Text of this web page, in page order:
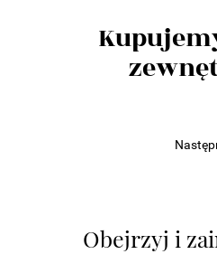
Obejrzyj i